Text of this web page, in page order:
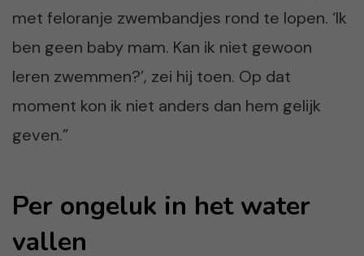
met feloranje zwembandjes rond te lopen. ‘Ik
ben geen baby mam. Kan ik niet gewoon
leren zwemmen?’, zei hij toen. Op dat
moment kon ik niet anders dan hem gelijk
geven.”
Per ongeluk in het water
vallen